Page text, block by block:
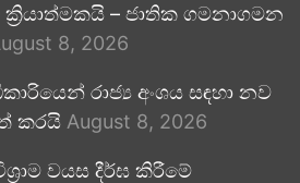
ක්‍රියාත්මකයි – ජාතික ගමනාගමන
8, 2026
රාජ්‍ය අංශය සඳහා නව
කරයි August 8, 2026
වයස දීර්ඝ කිරීමේ